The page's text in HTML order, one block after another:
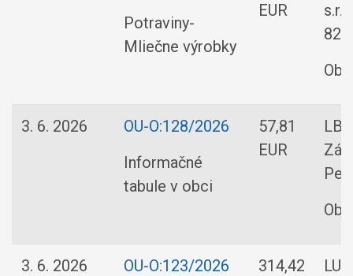
Potraviny-
Mliečne výrobky
EUR
3. 6. 2026
OU-O:128/2026
Informačné
tabule v obci
57,81
EUR
LB
3. 6. 2026
OU-O:123/2026
314,42